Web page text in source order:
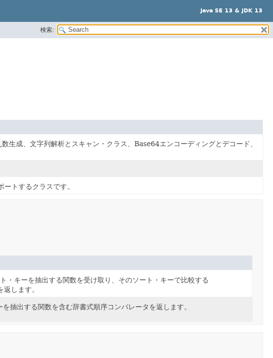
Java SE 13 & JDK 13
検索:
生成、文字列解析とスキャン・クラス、Base64エンコーディングとデコード、
トするクラスです。
・キーを抽出する関数を受け取り、そのソート・キーで比較する
返します。
を抽出する関数を含む辞書式順序コンパレータを返します。